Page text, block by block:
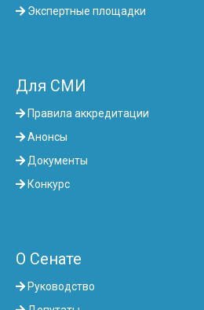
Экспертные площадки
Для СМИ
Правила аккредитации
Анонсы
Документы
Конкурс
О Сенате
Руководство